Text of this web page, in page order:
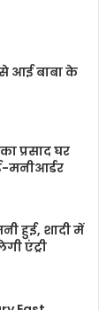
आई बाबा के
प्रसाद घर
मनीआर्डर
हुई, शादी में
एंट्री